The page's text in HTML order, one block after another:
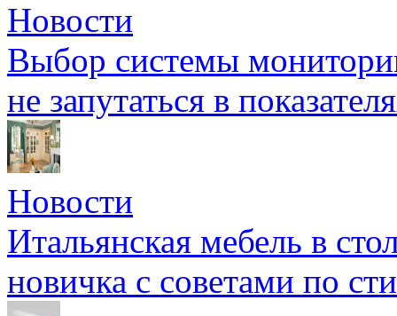
Новости
Выбор системы
не запутаться в
Новости
Итальянская мебель в
новичка с советами по